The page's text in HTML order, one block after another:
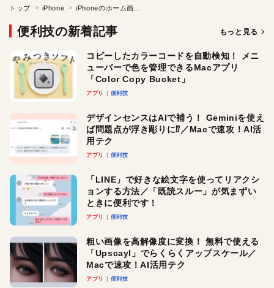
トップ iPhone iPhoneのホーム画面にWEBサイトを追加する
便利技の新着記事 もっと見る
コピーしたカラーコードを自動検知！ メニ
ューバーで色を管理できるMacアプリ
「Color Copy Bucket」
アプリ 便利技
デザインセンスはAIで補う！ Geminiを使え
ば問題点が浮き彫りに⁉︎／Macで速攻！AI活
用テク
アプリ 便利技
「LINE」で好きな絵文字を使ってリアクシ
ョンする方法／「既読スルー」が気まずい
ときに便利です！
アプリ 便利技
粗い画像を高解像度に変換！ 無料で使える
「Upscayl」でらくらくアップスケール／
Macで速攻！AI活用テク
アプリ 便利技